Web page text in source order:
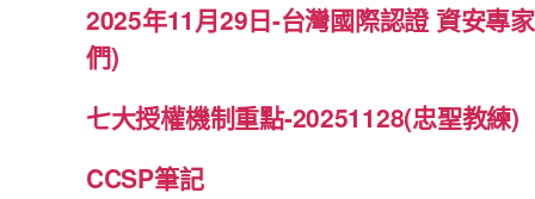
2025年11月29日-台灣國際認證 資安專
們)
七大授權機制重點-20251128(忠聖教練)
CCSP筆記